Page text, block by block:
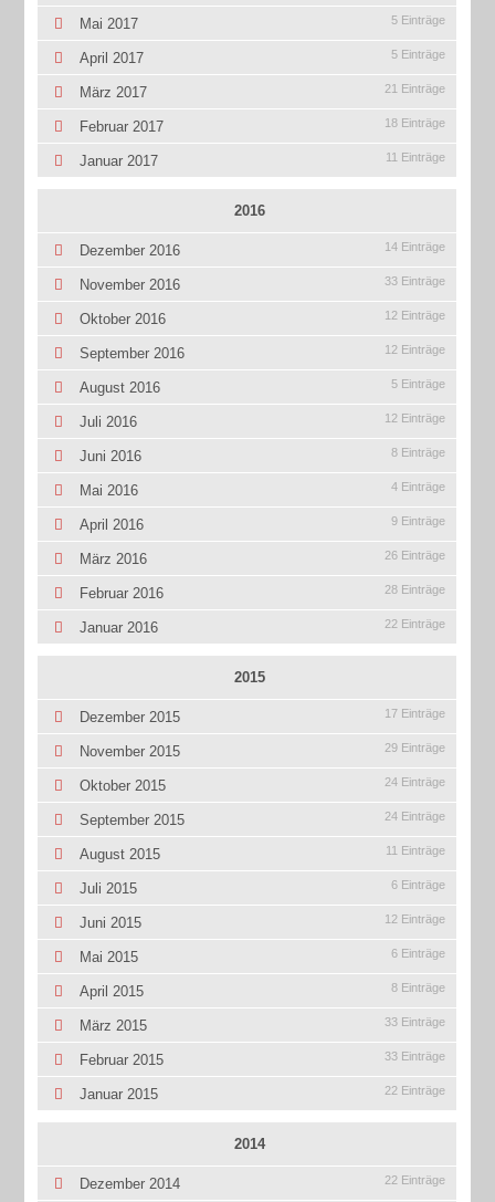
Mai 2017 5 Einträge
April 2017 5 Einträge
März 2017 21 Einträge
Februar 2017 18 Einträge
Januar 2017 11 Einträge
2016
Dezember 2016 14 Einträge
November 2016 33 Einträge
Oktober 2016 12 Einträge
September 2016 12 Einträge
August 2016 5 Einträge
Juli 2016 12 Einträge
Juni 2016 8 Einträge
Mai 2016 4 Einträge
April 2016 9 Einträge
März 2016 26 Einträge
Februar 2016 28 Einträge
Januar 2016 22 Einträge
2015
Dezember 2015 17 Einträge
November 2015 29 Einträge
Oktober 2015 24 Einträge
September 2015 24 Einträge
August 2015 11 Einträge
Juli 2015 6 Einträge
Juni 2015 12 Einträge
Mai 2015 6 Einträge
April 2015 8 Einträge
März 2015 33 Einträge
Februar 2015 33 Einträge
Januar 2015 22 Einträge
2014
Dezember 2014 22 Einträge